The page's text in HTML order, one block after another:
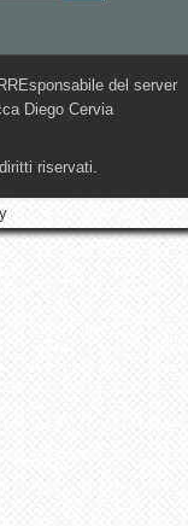
del server
Diego Cervia
riservati.